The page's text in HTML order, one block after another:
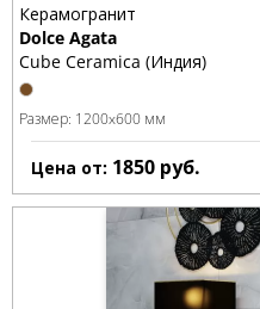
Керамогранит
Dolce Agata
Cube Ceramica (Индия)
Размер: 1200x600 мм
Цена от: 1850 руб.